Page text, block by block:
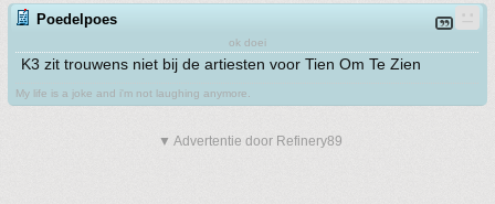
Poedelpoes
ok doei
K3 zit trouwens niet bij de artiesten voor Tien Om Te Zien
My life is a joke and i'm not laughing anymore.
▼ Advertentie door Refinery89